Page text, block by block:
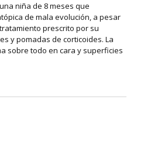
niña de 8 meses que
de mala evolución, a pesar
prescrito por su
y pomadas de corticoides. La
sobre todo en cara y superficies